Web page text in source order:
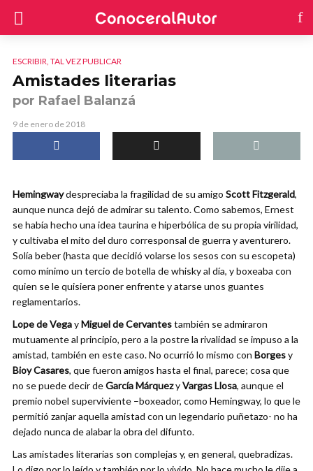
ESCRIBIR, TAL VEZ PUBLICAR
Amistades literarias
por Rafael Balanzá
9 de enero de 2018
Hemingwaydespreciaba la fragilidad de su amigo Scott Fitzgerald,
aunque nunca dejó de admirar su talento. Como sabemos, Ernest
se había hecho una idea taurina e hiperbólica de su propia virilidad,
y cultivaba el mito del duro corresponsal de guerra y aventurero.
Solía beber (hasta que decidió volarse los sesos con su escopeta)
como mínimo un tercio de botella de whisky al día, y boxeaba con
quien se le quisiera poner enfrente y atarse unos guantes
reglamentarios.
Lope de VegayMiguel de Cervantestambién se admiraron
mutuamente al principio, pero a la postre la rivalidad se impuso a la
amistad, también en este caso. No ocurrió lo mismo con Borgesy
Bioy Casares, que fueron amigos hasta el final, parece; cosa que
no se puede decir deGarcía MárquezyVargas Llosa, aunque el
premio nobel superviviente –boxeador, como Hemingway, lo que le
permitió zanjar aquella amistad con un legendario puñetazo- no ha
dejado nunca de alabar la obra del difunto.
Las amistades literarias son complejas y, en general, quebradizas.